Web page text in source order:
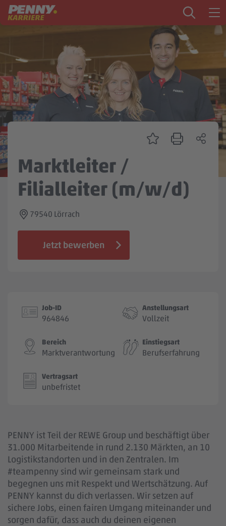
Zum Inhalt springen
Startseite
PENNY als Arbeitgeber
Ausbildung
Markt
Zentrale & Vertrieb
Mein Kandidat:innenprofil
Jobbörse
Marktleiter /
Filialleiter (m/w/d)
79540 Lörrach
Jetzt bewerben
Job-ID
964846
Anstellungsart
Vollzeit
Bereich
Marktverantwortung
Einstiegsart
Berufserfahrung
Vertragsart
unbefristet
PENNY ist Teil der REWE Group und beschäftigt über
31.000 Mitarbeitende in rund 2.130 Märkten, an 10
Logistikstandorten und in den Zentralen. Im
#teampenny sind wir gemeinsam stark und
begegnen uns mit Respekt und Wertschätzung. Auf
PENNY kannst du dich verlassen. Wir setzen auf
sichere Jobs, einen fairen Umgang miteinander und
sorgen dafür, dass auch du deinen eigenen